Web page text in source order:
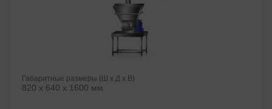
Габаритные размеры (Ш х Д х В)
820 x 640 x 1600 мм